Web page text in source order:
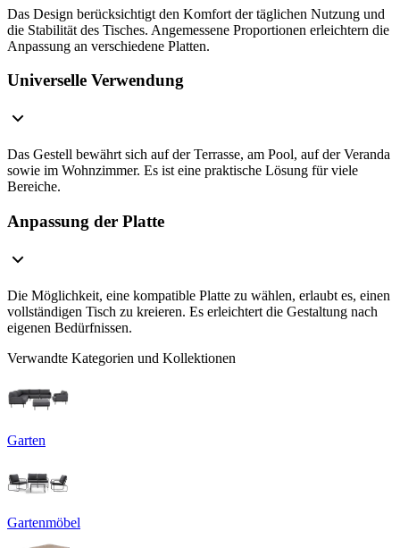
Das Design berücksichtigt den Komfort der täglichen Nutzung und
die Stabilität des Tisches. Angemessene Proportionen erleichtern die
Anpassung an verschiedene Platten.
Universelle Verwendung
Das Gestell bewährt sich auf der Terrasse, am Pool, auf der Veranda
sowie im Wohnzimmer. Es ist eine praktische Lösung für viele
Bereiche.
Anpassung der Platte
Die Möglichkeit, eine kompatible Platte zu wählen, erlaubt es, einen
vollständigen Tisch zu kreieren. Es erleichtert die Gestaltung nach
eigenen Bedürfnissen.
Verwandte Kategorien und Kollektionen
Garten
Gartenmöbel